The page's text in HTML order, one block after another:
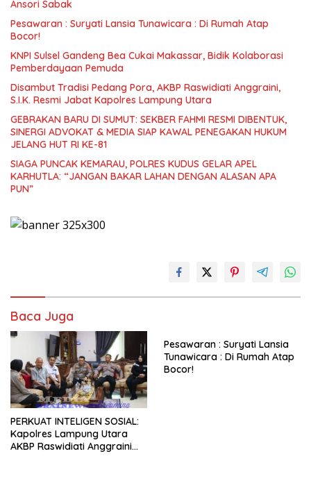
Ansori Sabak
Pesawaran : Suryati Lansia Tunawicara : Di Rumah Atap
Bocor!
KNPI Sulsel Gandeng Bea Cukai Makassar, Bidik Kolaborasi
Pemberdayaan Pemuda
Disambut Tradisi Pedang Pora, AKBP Raswidiati Anggraini,
S.I.K. Resmi Jabat Kapolres Lampung Utara
GEBRAKAN BARU DI SUMUT: SEKBER FAHMI RESMI DIBENTUK,
SINERGI ADVOKAT & MEDIA SIAP KAWAL PENEGAKAN HUKUM
JELANG HUT RI KE-81
SIAGA PUNCAK KEMARAU, POLRES KUDUS GELAR APEL
KARHUTLA: “JANGAN BAKAR LAHAN DENGAN ALASAN APA
PUN”
Baca Juga
PERKUAT INTELIGEN SOSIAL:
Kapolres Lampung Utara
AKBP Raswidiati Anggraini
Pesawaran : Suryati Lansia
Tunawicara : Di Rumah Atap
Bocor!